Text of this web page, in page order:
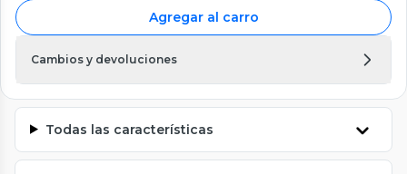
Agregar al carro
Cambios y devoluciones
Todas las características